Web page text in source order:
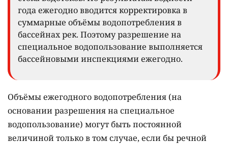
года ежегодно вводится корректировка в
суммарные объёмы водопотребления в
бассейнах рек. Поэтому разрешение на
специальное водопользование выполняется
бассейновыми инспекциями ежегодно.
Объёмы ежегодного водопотребления (на
основании разрешения на специальное
водопользование) могут быть постоянной
величиной только в том случае, если бы речной